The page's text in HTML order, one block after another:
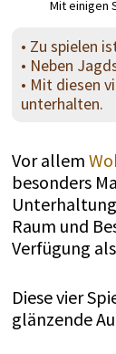
Mit einigen
• Zu spielen
• Neben
• Mit diesen
unterhalten.
Vor allem
besonders
Raum und
Verfügung
Diese vier
glänzende